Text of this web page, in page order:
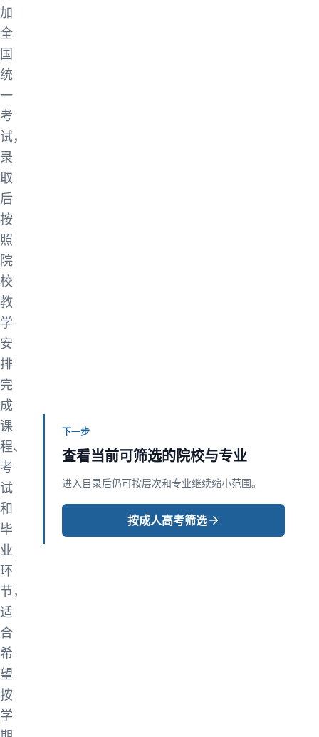
加
全
国
统
一
考
试，
录
取
后
按
照
院
校
教
学
安
排
完
成
课
程、
考
试
和
毕
业
环
节，
适
合
希
望
按
学
下一步
查看当前可筛选的院校与专业
进入目录后仍可按层次和专业继续缩小范围。
按成人高考筛选